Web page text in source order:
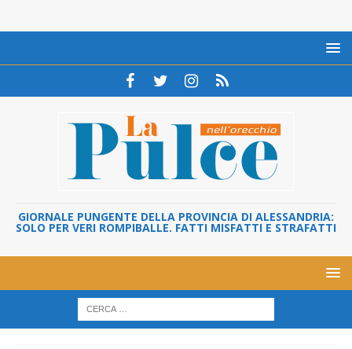
GIORNALE PUNGENTE DELLA PROVINCIA DI ALESSANDRIA:
SOLO PER VERI ROMPIBALLE. FATTI MISFATTI E STRAFATTI